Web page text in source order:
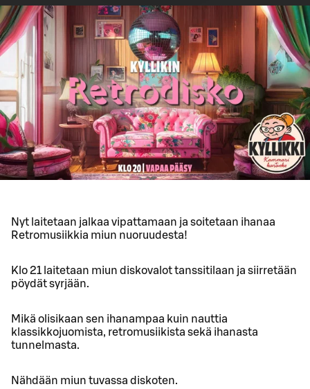
Nyt laitetaan jalkaa vipattamaan ja soitetaan ihanaa
Retromusiikkia miun nuoruudesta!
Klo 21 laitetaan miun diskovalot tanssitilaan ja siirretään
pöydät syrjään.
Mikä olisikaan sen ihanampaa kuin nauttia
klassikkojuomista, retromusiikista sekä ihanasta
tunnelmasta.
Nähdään miun tuvassa diskoten.